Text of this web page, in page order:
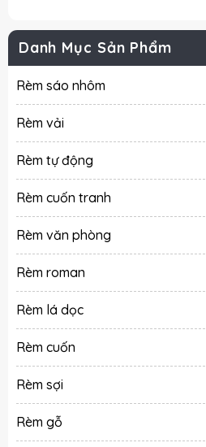
Danh Mục Sản Phẩm
Rèm sáo nhôm
Rèm vải
Rèm tự động
Rèm cuốn tranh
Rèm văn phòng
Rèm roman
Rèm lá dọc
Rèm cuốn
Rèm sợi
Rèm gỗ